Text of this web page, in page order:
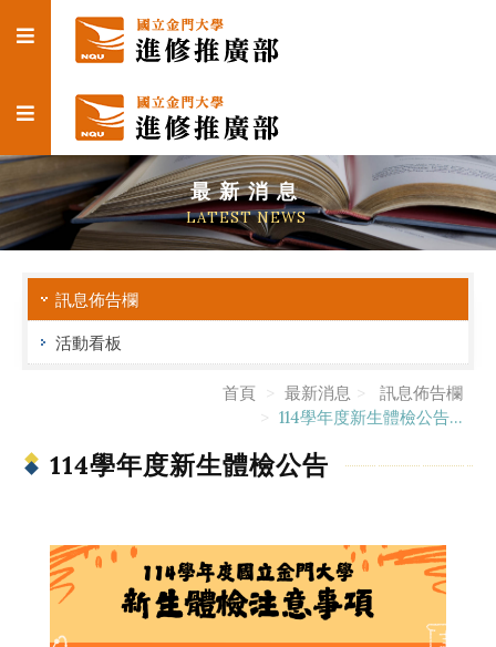
最新消息
LATEST NEWS
訊息佈告欄
活動看板
首頁 最新消息
訊息佈告欄
114學年度新生體檢公告...
114學年度新生體檢公告